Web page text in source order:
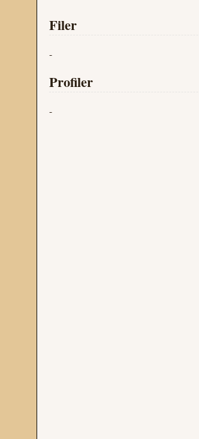
Filer
-
Profiler
-